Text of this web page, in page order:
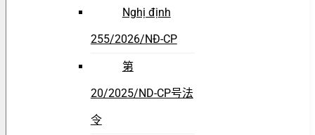
Nghị định
255/2026/NĐ-CP
第
20/2025/ND-CP号法
令